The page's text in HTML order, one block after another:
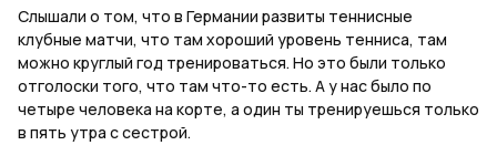
Слышали о том, что в Германии развиты теннисные
клубные матчи, что там хороший уровень тенниса, там
можно круглый год тренироваться. Но это были только
отголоски того, что там что-то есть. А у нас было по
четыре человека на корте, а один ты тренируешься только
в пять утра с сестрой.